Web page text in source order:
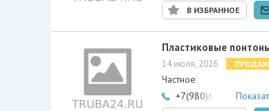
В ИЗБРАННОЕ
Пластиковые
14 июля, 2026
Частное
+7(980)6501344